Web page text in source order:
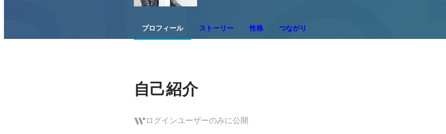
プロフィール ストーリー 性格 つながり
自己紹介
ログインユーザーのみに公開